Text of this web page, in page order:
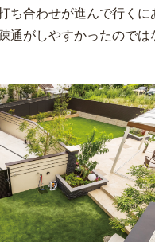
ち合わせが進んで行くに
通がしやすかったのでは